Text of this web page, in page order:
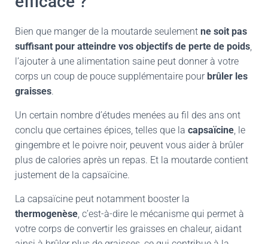
Bien que manger de la moutarde seulement ne soit pas
suffisant pour atteindre vos objectifs de perte de poids,
l’ajouter à une alimentation saine peut donner à votre
corps un coup de pouce supplémentaire pourbrûler les
graisses.
Un certain nombre d’études menées au fil des ans ont
conclu que certaines épices, telles que la capsaïcine, le
gingembre et le poivre noir, peuvent vous aider à brûler
plus de calories après un repas. Et la moutarde contient
justement de la capsaïcine.
La capsaïcine peut notamment booster la
thermogenèse, c’est-à-dire le mécanisme qui permet à
votre corps de convertir les graisses en chaleur, aidant